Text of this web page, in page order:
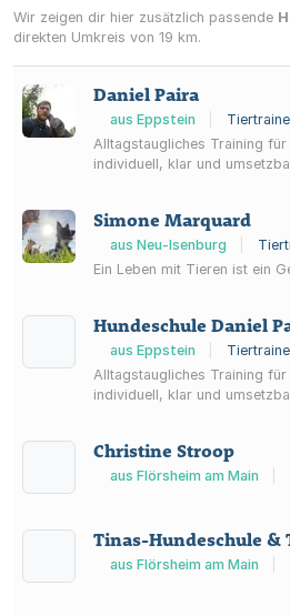
Wir zeigen dir hier zusätzlich passende
direkten Umkreis von 19 km.
Daniel Paira
aus Eppstein
Tiertrainer,
Alltagstaugliches Training für
individuell, klar und
Simone Marquard
aus Neu-Isenburg
Ein Leben mit Tieren ist ein
Hundeschule Daniel
aus Eppstein
Tiertrainer,
Alltagstaugliches Training für
individuell, klar und
Christine Stroop
aus Flörsheim am Main
Tinas-Hundeschule &
aus Flörsheim am Main